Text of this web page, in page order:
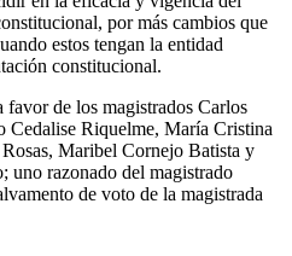
por más cambios que
estos tengan la entidad
constitucional.
de los magistrados Carlos
Cedalise Riquelme, María Cristina
Maribel Cornejo Batista y
razonado del magistrado
de voto de la magistrada